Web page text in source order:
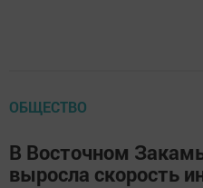
ОБЩЕСТВО
В Восточном
выросла скорость